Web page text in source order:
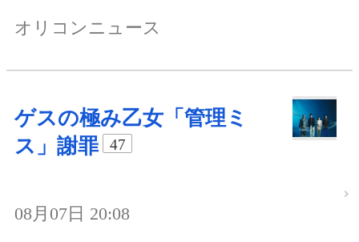
オリコンニュース
ゲスの極み乙女「管理ミ
ス」謝罪
47
08月07日 20:08